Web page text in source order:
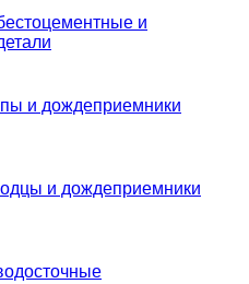
и
и дождеприемники
и дождеприемники